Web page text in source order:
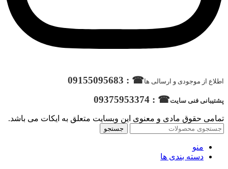
اطلاع از موجودی و ارسالی ها☎ : 09155095683
پشتیبانی فنی سایت☎ : 09375953374
تمامی حقوق مادی و معنوی این وبسایت متعلق به ایکات می باشد.
جستجو
منو
دسته بندی ها